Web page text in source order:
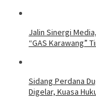
Jalin Sinergi
“GAS Karawang”
Sidang Perdana
Digelar, Kuasa